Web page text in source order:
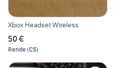
Xbox Headset Wireless
50 €
Rende(CS)